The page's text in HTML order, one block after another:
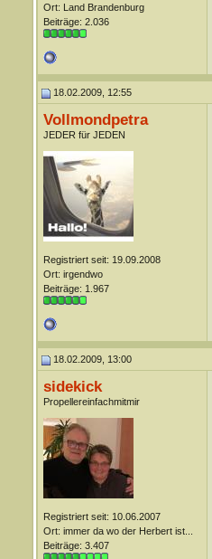
Ort: Land Brandenburg
Beiträge: 2.036
18.02.2009, 12:55
Vollmondpetra
JEDER für JEDEN
Registriert seit: 19.09.2008
Ort: irgendwo
Beiträge: 1.967
18.02.2009, 13:00
sidekick
Propellereinfachmitmir
Registriert seit: 10.06.2007
Ort: immer da wo der Herbert ist...
Beiträge: 3.407